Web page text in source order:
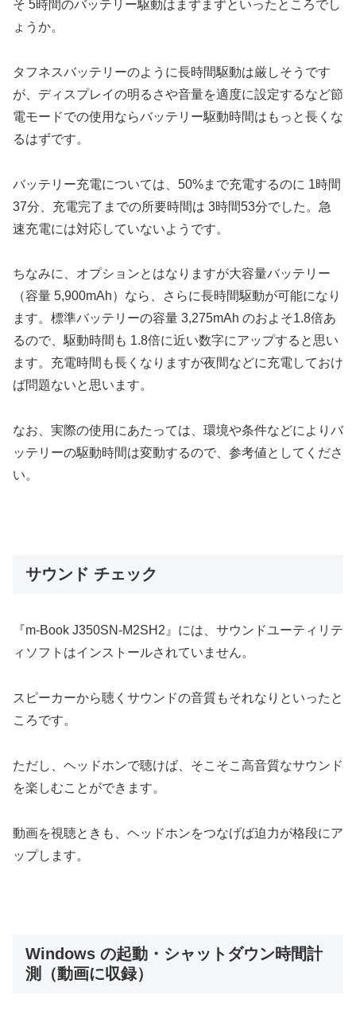
そ 5時間のバッテリー駆動はまずまずといったところでし
ょうか。
タフネスバッテリーのように長時間駆動は厳しそうです
が、ディスプレイの明るさや音量を適度に設定するなど節
電モードでの使用ならバッテリー駆動時間はもっと長くな
るはずです。
バッテリー充電については、50%まで充電するのに 1時間
37分、充電完了までの所要時間は 3時間53分でした。急
速充電には対応していないようです。
ちなみに、オプションとはなりますが大容量バッテリー
（容量 5,900mAh）なら、さらに長時間駆動が可能になり
ます。標準バッテリーの容量 3,275mAh のおよそ1.8倍あ
るので、駆動時間も 1.8倍に近い数字にアップすると思い
ます。充電時間も長くなりますが夜間などに充電しておけ
ば問題ないと思います。
なお、実際の使用にあたっては、環境や条件などによりバ
ッテリーの駆動時間は変動するので、参考値としてくださ
い。
サウンド チェック
『m-Book J350SN-M2SH2』には、サウンドユーティリテ
ィソフトはインストールされていません。
スピーカーから聴くサウンドの音質もそれなりといったと
ころです。
ただし、ヘッドホンで聴けば、そこそこ高音質なサウンド
を楽しむことができます。
動画を視聴ときも、ヘッドホンをつなげば迫力が格段にア
ップします。
Windows の起動・シャットダウン時間計
測（動画に収録）